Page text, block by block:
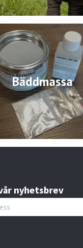
Bäddmassa
nyhetsbrev